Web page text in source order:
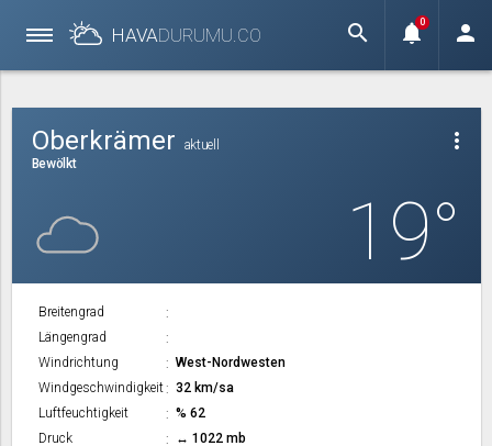
HAVADURUMU.CO search notifications
0 person
more_vert
Oberkrämer
aktuell
Bewölkt
19°
Breitengrad
Längengrad
Windrichtung
West-Nordwesten
Windgeschwindigkeit
32 km/sa
Luftfeuchtigkeit
% 62
Druck
↔ 1022 mb